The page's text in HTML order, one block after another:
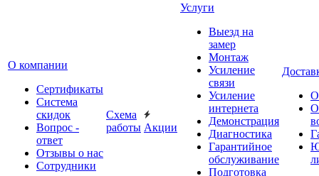
О компании
Сертификаты
Система
скидок
Вопрос -
ответ
Отзывы о нас
Сотрудники
Схема
работы Акции
Услуги
Выезд на
замер
Монтаж
Усиление
связи
Усиление
интернета
Демонстрация
Диагностика
Гарантийное
обслуживание
Подготовка